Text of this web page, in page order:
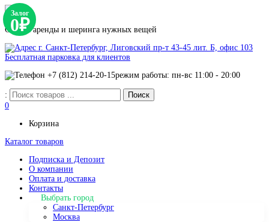
Сервис аренды и шеринга нужных вещей
г. Санкт-Петербург, Лиговский пр-т 43-45 лит. Б, офис 103
Бесплатная парковка для клиентов
+7 (812) 214-20-15режим работы: пн-вс 11:00 - 20:00
:
0
Корзина
Каталог товаров
Подписка и Депозит
О компании
Оплата и доставка
Контакты
Выбрать город
Санкт-Петербург
Москва
Залог
0₽